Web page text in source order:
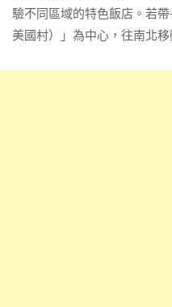
驗不同區域的特色飯店。若
美國村）」為中心，往南北移